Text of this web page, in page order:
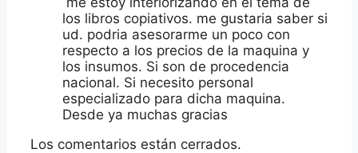
los libros copiativos. me gustaria saber si
ud. podria asesorarme un poco con
respecto a los precios de la maquina y
los insumos. Si son de procedencia
nacional. Si necesito personal
especializado para dicha maquina.
Desde ya muchas gracias
Los comentarios están cerrados.